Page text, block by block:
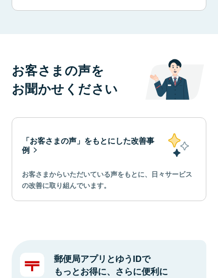
お客さまの声を
お聞かせください
「お客さまの声」をもとにした改善事
例
お客さまからいただいている声をもとに、日々サービス
の改善に取り組んでいます。
郵便局アプリとゆうIDで
もっとお得に、さらに便利に